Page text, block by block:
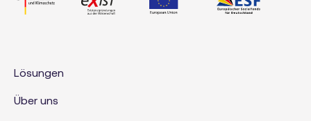
Lösungen
Über uns